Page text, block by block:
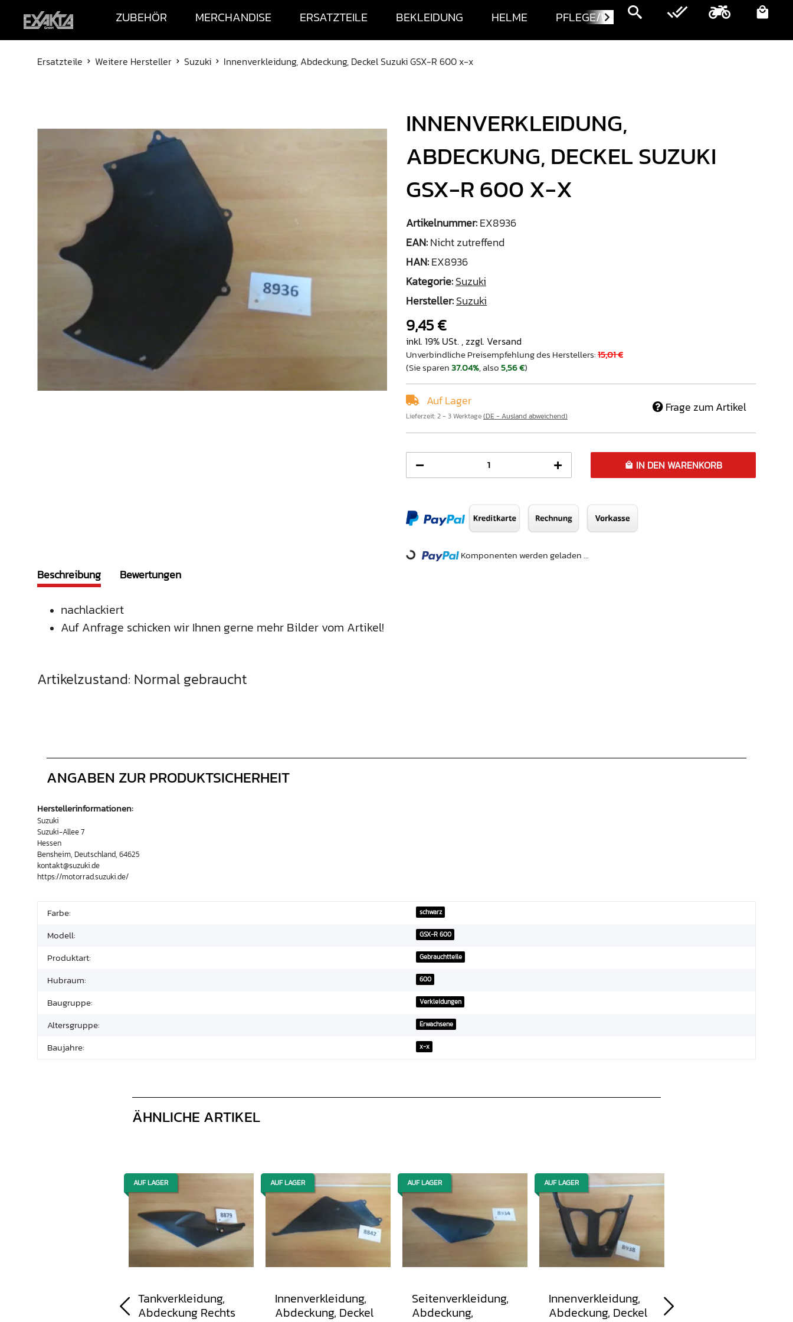
ZUBEHÖR MERCHANDISE ERSATZTEILE BEKLEIDUNG HELME PFLEGE/WARTUNG MOTORRÄDER
Ersatzteile Weitere Hersteller Suzuki Innenverkleidung, Abdeckung, Deckel Suzuki GSX-R 600 x-x
INNENVERKLEIDUNG,
ABDECKUNG, DECKEL SUZUKI
GSX-R 600 X-X
Artikelnummer:EX8936
EAN:Nicht zutreffend
HAN:EX8936
Kategorie:Suzuki
Hersteller:Suzuki
9,45 €
inkl. 19% USt. , zzgl. Versand
Unverbindliche Preisempfehlung des Herstellers:15,01 €
(Sie sparen37.04%, also5,56 €)
Auf Lager
Lieferzeit:2 - 3 Werktage(DE - Ausland abweichend)
Frage zum Artikel
IN DEN WARENKORB
Loading... Komponenten werden geladen ...
Beschreibung Bewertungen
nachlackiert
Auf Anfrage schicken wir Ihnen gerne mehr Bilder vom Artikel!
Artikelzustand: Normal gebraucht
ANGABEN ZUR PRODUKTSICHERHEIT
Herstellerinformationen:
Suzuki
Suzuki-Allee 7
Hessen
Bensheim, Deutschland, 64625
kontakt@suzuki.de
https://motorrad.suzuki.de/
Farbe: schwarz
Modell: GSX-R 600
Produktart: Gebrauchtteile
Hubraum: 600
Baugruppe: Verkleidungen
Altersgruppe: Erwachsene
Baujahre: x-x
ÄHNLICHE ARTIKEL
AUF LAGER
Tankverkleidung,
Abdeckung Rechts
AUF LAGER
Innenverkleidung,
Abdeckung, Deckel
AUF LAGER
Seitenverkleidung,
Abdeckung,
AUF LAGER
Innenverkleidung,
Abdeckung, Deckel